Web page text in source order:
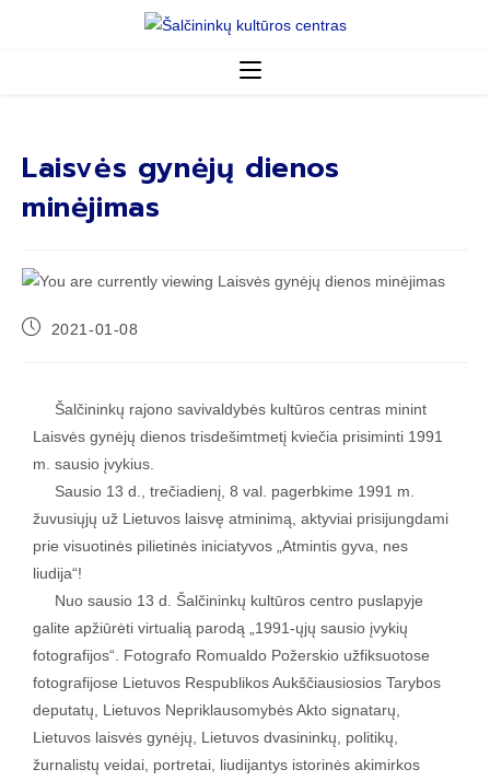
Laisvės gynėjų dienos
minėjimas
2021-01-08
Šalčininkų rajono savivaldybės kultūros centras minint
Laisvės gynėjų dienos trisdešimtmetį kviečia prisiminti 1991
m. sausio įvykius.
Sausio 13 d., trečiadienį, 8 val. pagerbkime 1991 m.
žuvusiųjų už Lietuvos laisvę atminimą, aktyviai prisijungdami
prie visuotinės pilietinės iniciatyvos „Atmintis gyva, nes
liudija“!
Nuo sausio 13 d. Šalčininkų kultūros centro puslapyje
galite apžiūrėti virtualią parodą „1991-ųjų sausio įvykių
fotografijos“. Fotografo Romualdo Požerskio užfiksuotose
fotografijose Lietuvos Respublikos Aukščiausiosios Tarybos
deputatų, Lietuvos Nepriklausomybės Akto signatarų,
Lietuvos laisvės gynėjų, Lietuvos dvasininkų, politikų,
žurnalistų veidai, portretai, liudijantys istorinės akimirkos